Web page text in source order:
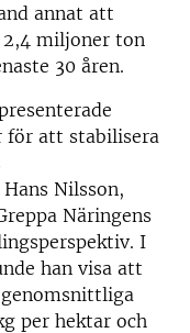
annat att
miljoner ton
30 åren.
för att stabilisera
Nilsson,
Näringens
I
han visa att
per hektar och